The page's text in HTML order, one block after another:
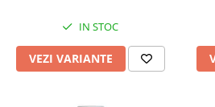
IN STOC
VEZI VARIANTE